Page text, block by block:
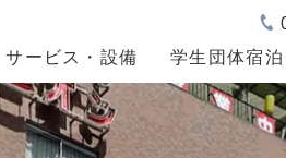
サービス・設備 学生団体宿泊